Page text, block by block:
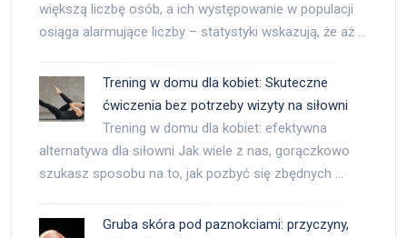
większą liczbę osób, a ich występowanie w populacji
osiąga alarmujące liczby – statystyki wskazują, że aż …
Trening w domu dla kobiet: Skuteczne
ćwiczenia bez potrzeby wizyty na siłowni
Trening w domu dla kobiet: efektywna
alternatywa dla siłowni Jak wiele z nas, gorączkowo
szukasz sposobu na to, jak pozbyć się zbędnych …
Gruba skóra pod paznokciami: przyczyny,